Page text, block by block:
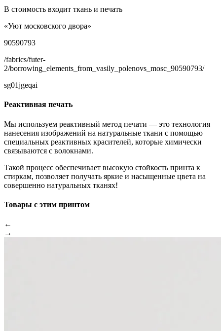
В стоимость входит ткань и печать
«Уют московского двора»
90590793
/fabrics/futer-
2/borrowing_elements_from_vasily_polenovs_mosc_90590793/
sg01jgeqai
Реактивная печать
Мы используем реактивный метод печати — это технология
нанесения изображений на натуральные ткани с помощью
специальных реактивных красителей, которые химически
связываются с волокнами.
Такой процесс обеспечивает высокую стойкость принта к
стиркам, позволяет получать яркие и насыщенные цвета на
совершенно натуральных тканях!
Товары с этим принтом
←
→